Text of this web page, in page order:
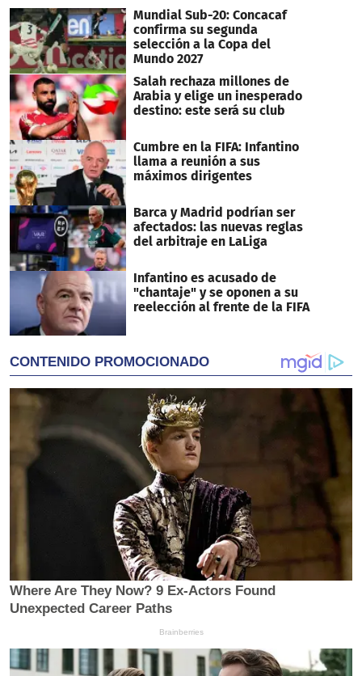
Mundial Sub-20: Concacaf
confirma su segunda
selección a la Copa del
Mundo 2027
Salah rechaza millones de
Arabia y elige un inesperado
destino: este será su club
Cumbre en la FIFA: Infantino
llama a reunión a sus
máximos dirigentes
Barca y Madrid podrían ser
afectados: las nuevas reglas
del arbitraje en LaLiga
Infantino es acusado de
"chantaje" y se oponen a su
reelección al frente de la FIFA